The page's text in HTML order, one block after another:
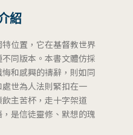
紹
位置，它在基督教世界
同版本。本書文體仿採
和感興的禱辭，則如同
世為人法則緊扣在一
主苦杯，走十字架道
是信徒靈修、默想的瑰